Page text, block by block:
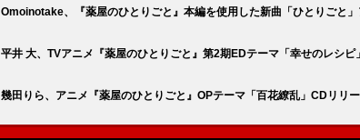
Omoinotake、『薬屋のひとりごと』本編を使用した新曲「ひとりごと
平井 大、TVアニメ『薬屋のひとりごと』第2期EDテーマ「幸せのレシピ
幾田りら、アニメ『薬屋のひとりごと』OPテーマ「百花繚乱」CDリリ